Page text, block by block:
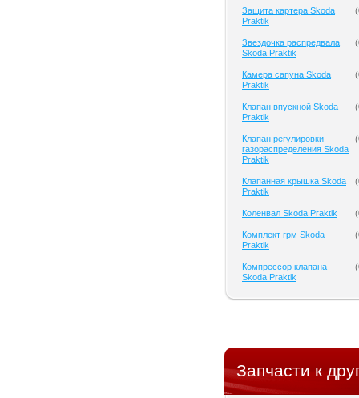
Защита картера Skoda
Praktik
(
Звездочка распредвала
Skoda Praktik
(
Камера сапуна Skoda
Praktik
(
Клапан впускной Skoda
Praktik
(
Клапан регулировки
газораспределения Skoda
Praktik
(
Клапанная крышка Skoda
Praktik
(
Коленвал Skoda Praktik (
Комплект грм Skoda
Praktik
(
Компрессор клапана
Skoda Praktik
(
Запчасти к